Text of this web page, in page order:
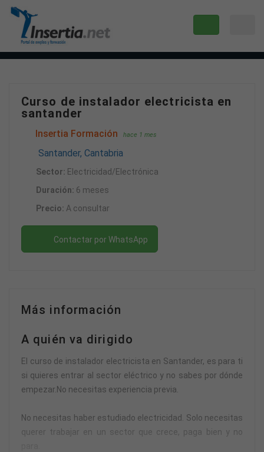
Curso de instalador electricista en
santander
Insertia Formación hace 1 mes
Santander, Cantabria
Sector: Electricidad/Electrónica
Duración: 6 meses
Precio: A consultar
Contactar por WhatsApp
Más información
A quién va dirigido
El curso de instalador electricista en Santander, es para ti
si quieres entrar al sector eléctrico y no sabes por dónde
empezar.No necesitas experiencia previa.
No necesitas haber estudiado electricidad. Solo necesitas
querer trabajar en un sector que crece, paga bien y no